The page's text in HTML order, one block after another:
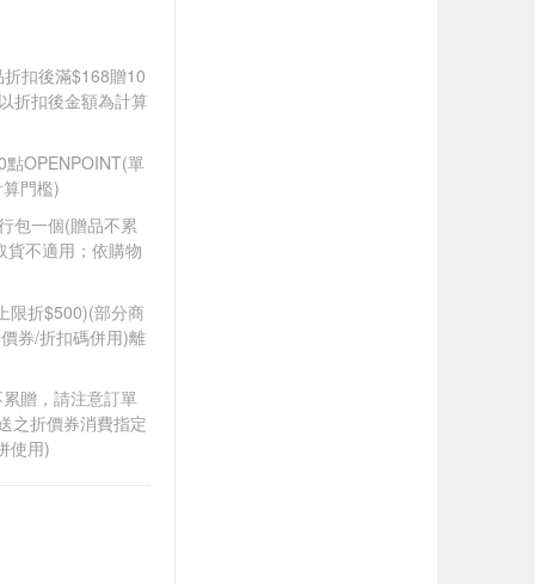
扣後滿$168贈10
折扣後金額為計算
OPENPOINT(單
門檻)
包一個​(贈品不累
貨不適用；依購物
限折$500)(部分商
券/折扣碼併用)離
贈，請注意訂單
之折價券消費指定
使用)